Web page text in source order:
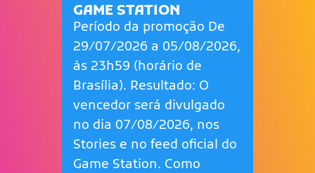
GAME STATION
Período da promoção De
29/07/2026 a 05/08/2026,
às 23h59 (horário de
Brasília). Resultado: O
vencedor será divulgado
no dia 07/08/2026, nos
Stories e no feed oficial do
Game Station. Como